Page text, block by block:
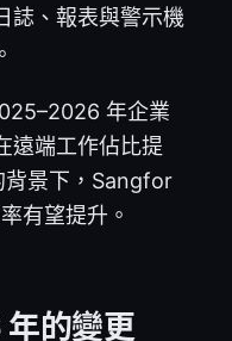
誌、報表與警示機
年企業
遠端工作佔比提
背景下，Sangfor
有望提升。
的變更